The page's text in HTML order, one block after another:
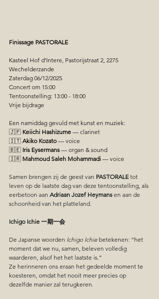
Finissage PASTORALE
Kasteel Hof d’Intere, Pastorijstraat 2, 2275
Wechelderzande
Zaterdag 06/12/2025
Concert om 15:00
Tentoonstelling: 13:00 - 18:00
Vrije bijdrage
Een namiddag gevuld met kunst en muziek:
🇯🇵 Keiichi Hashizume — clarinet
🇮🇹 Akiko Kozato — voice
🇧🇪 Iris Eysermans — organ & sound
🇮🇷 Mahmoud Saleh Mohammadi — voice
Samen brengen zij de geest van PASTORALE tot
leven op de laatste dag van deze tentoonstelling, als
eerbetoon aan Adriaan Jozef Heymans en aan de
schoonheid van het platteland.
Ichigo Ichie 一期一会
De Japanse woorden Ichigo Ichie betekenen: “het
moment dat we nu, samen, beleven volledig
waarderen, alsof het het laatste is.”
Ze herinneren ons eraan het gedeelde moment te
koesteren, omdat het nooit meer precies op
dezelfde manier zal terugkeren.